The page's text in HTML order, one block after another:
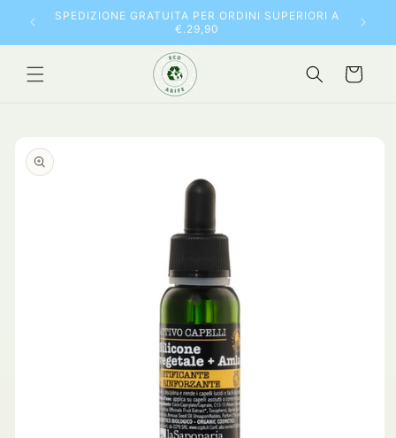
direttamenteSPEDIZIONE GRATUITA PER ORDINI SUPERIORI A
€.29,90
10% DI
Carrello
sul prodotto